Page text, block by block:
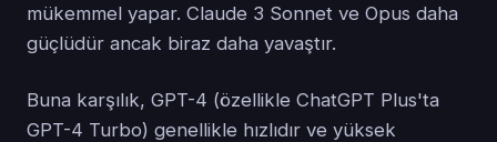
mükemmel yapar. Claude 3 Sonnet ve Opus daha
güçlüdür ancak biraz daha yavaştır.
Buna karşılık, GPT-4 (özellikle ChatGPT Plus'ta
GPT-4 Turbo) genellikle hızlıdır ve yüksek